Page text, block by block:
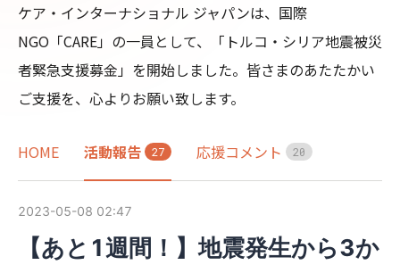
ケア・インターナショナル ジャパンは、国際
NGO「CARE」の一員として、「トルコ・シリア地震被災
者緊急支援募金」を開始しました。皆さまのあたたかい
ご支援を、心よりお願い致します。
HOME 活動報告 27 応援コメント 20
2023-05-08 02:47
【あと1週間！】地震発生から3か